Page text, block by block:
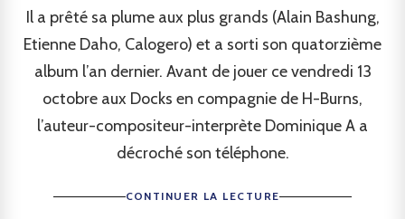
Il a prêté sa plume aux plus grands (Alain Bashung,
Etienne Daho, Calogero) et a sorti son quatorzième
album l’an dernier. Avant de jouer ce vendredi 13
octobre aux Docks en compagnie de H-Burns,
l’auteur-compositeur-interprète Dominique A a
décroché son téléphone.
CONTINUER LA LECTURE